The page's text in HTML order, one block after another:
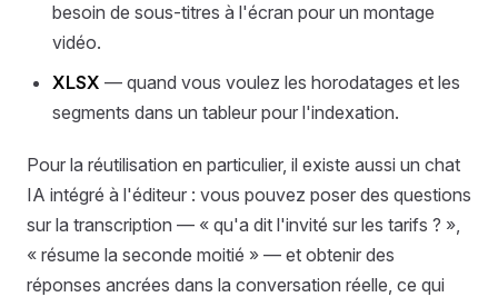
besoin de sous-titres à l'écran pour un montage
vidéo.
XLSX — quand vous voulez les horodatages et les
segments dans un tableur pour l'indexation.
Pour la réutilisation en particulier, il existe aussi un chat
IA intégré à l'éditeur : vous pouvez poser des questions
sur la transcription — « qu'a dit l'invité sur les tarifs ? »,
« résume la seconde moitié » — et obtenir des
réponses ancrées dans la conversation réelle, ce qui